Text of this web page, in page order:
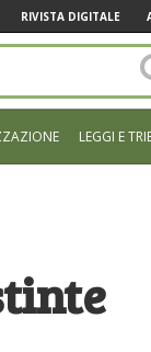
RIVISTA DIGITALE
LEGGI E